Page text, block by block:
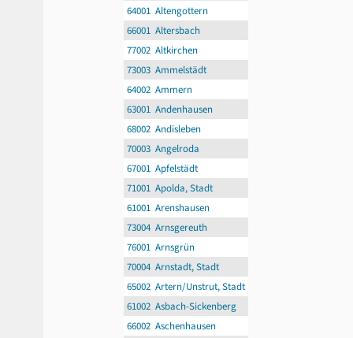
64001 Altengottern
66001 Altersbach
77002 Altkirchen
73003 Ammelstädt
64002 Ammern
63001 Andenhausen
68002 Andisleben
70003 Angelroda
67001 Apfelstädt
71001 Apolda, Stadt
61001 Arenshausen
73004 Arnsgereuth
76001 Arnsgrün
70004 Arnstadt, Stadt
65002 Artern/Unstrut, Stadt
61002 Asbach-Sickenberg
66002 Aschenhausen